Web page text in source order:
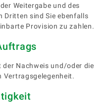
Weitergabe und des
Dritten sind Sie ebenfalls
Provision zu zahlen.
Nachweis und/oder die
Vertragsgelegenheit.